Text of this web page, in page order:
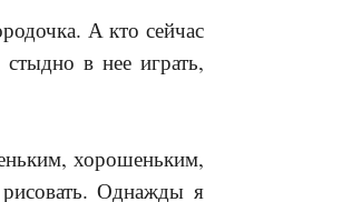
А кто сейчас
в нее играть,
хорошеньким,
Однажды я